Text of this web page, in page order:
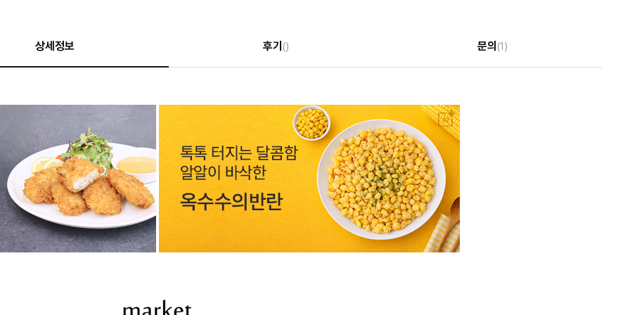
상세정보 후기 () 문의 (1)